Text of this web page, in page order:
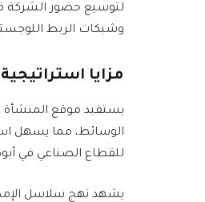
لتوسيع حضور الشركة
وشبكات الربط
مزايا
يستفيد موقع المنشأة
الوسائط، مما يسهل
للقطاع الصناعي في
يشهد نهج سلاسل